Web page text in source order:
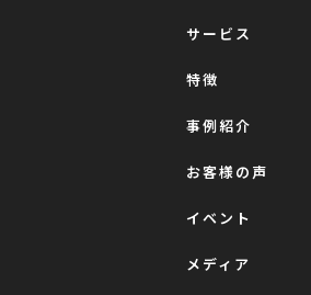
サービス
特徴
事例紹介
お客様の声
イベント
メディア